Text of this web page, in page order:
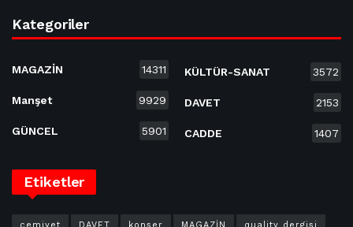
Kategoriler
MAGAZİN 14311
Manşet 9929
GÜNCEL 5901
KÜLTÜR-SANAT 3572
DAVET 2153
CADDE 1407
Etiketler